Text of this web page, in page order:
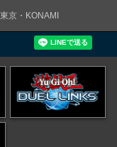
京・KONAMI